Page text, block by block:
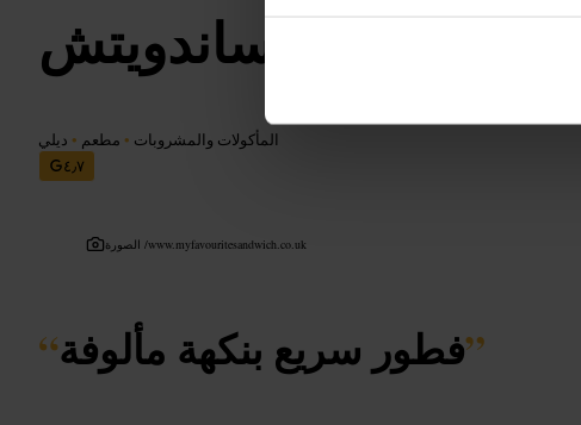
فافوريت ساندويتش
المأكولات والمشروبات • مطعم • ديلي
٤٫٧
الصورة /www.myfavouritesandwich.co.uk
“فطور سريع بنكهة مألوفة”